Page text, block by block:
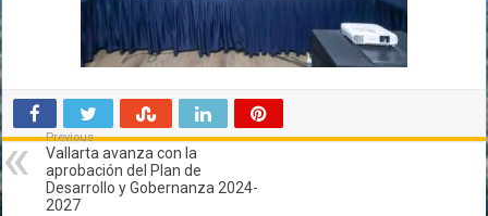
Previous
Vallarta avanza con la
aprobación del Plan de
Desarrollo y Gobernanza 2024-
2027